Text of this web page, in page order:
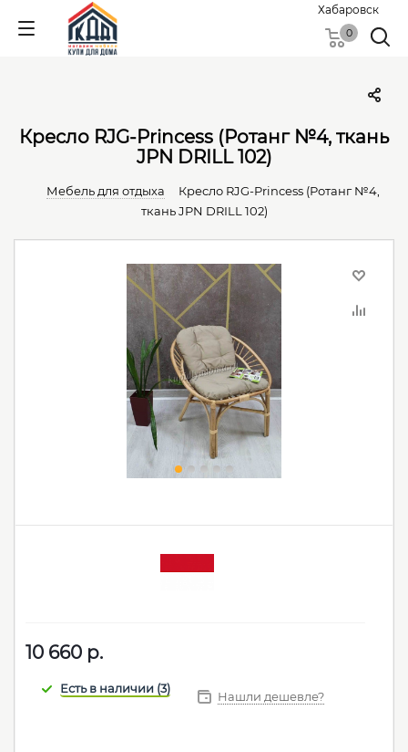
Хабаровск
0
Кресло RJG-Princess (Ротанг №4, ткань
JPN DRILL 102)
Мебель для отдыха
Кресло RJG-Princess (Ротанг №4,
ткань JPN DRILL 102)
10 660 р.
Нашли дешевле?